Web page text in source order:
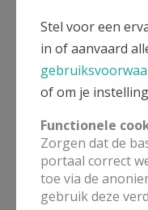
Gepubliceerd
Meer
Fotoreportage
Stel voor een
in of aanvaard
of om je
Functionele
Zorgen dat de
portaal correct
toe via de
gebruik deze